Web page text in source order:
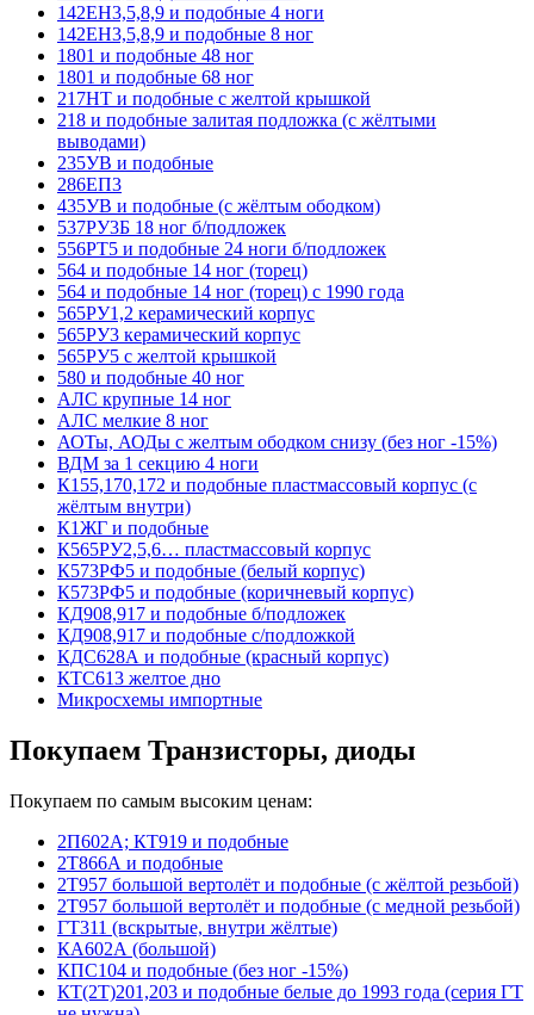
142ЕН3,5,8,9 и подобные 4 ноги
142ЕН3,5,8,9 и подобные 8 ног
1801 и подобные 48 ног
1801 и подобные 68 ног
217НТ и подобные с желтой крышкой
218 и подобные залитая подложка (с жёлтыми
выводами)
235УВ и подобные
286ЕП3
435УВ и подобные (с жёлтым ободком)
537РУ3Б 18 ног б/подложек
556РТ5 и подобные 24 ноги б/подложек
564 и подобные 14 ног (торец)
564 и подобные 14 ног (торец) с 1990 года
565РУ1,2 керамический корпус
565РУ3 керамический корпус
565РУ5 с желтой крышкой
580 и подобные 40 ног
АЛС крупные 14 ног
АЛС мелкие 8 ног
АОТы, АОДы с желтым ободком снизу (без ног -15%)
ВДМ за 1 секцию 4 ноги
К155,170,172 и подобные пластмассовый корпус (с
жёлтым внутри)
К1ЖГ и подобные
К565РУ2,5,6… пластмассовый корпус
К573РФ5 и подобные (белый корпус)
К573РФ5 и подобные (коричневый корпус)
КД908,917 и подобные б/подложек
КД908,917 и подобные с/подложкой
КДС628А и подобные (красный корпус)
КТС613 желтое дно
Микросхемы импортные
Покупаем Транзисторы, диоды
Покупаем по самым высоким ценам:
2П602А; КТ919 и подобные
2Т866А и подобные
2Т957 большой вертолёт и подобные (с жёлтой резьбой)
2Т957 большой вертолёт и подобные (с медной резьбой)
ГТ311 (вскрытые, внутри жёлтые)
КА602А (большой)
КПС104 и подобные (без ног -15%)
КТ(2Т)201,203 и подобные белые до 1993 года (серия ГТ